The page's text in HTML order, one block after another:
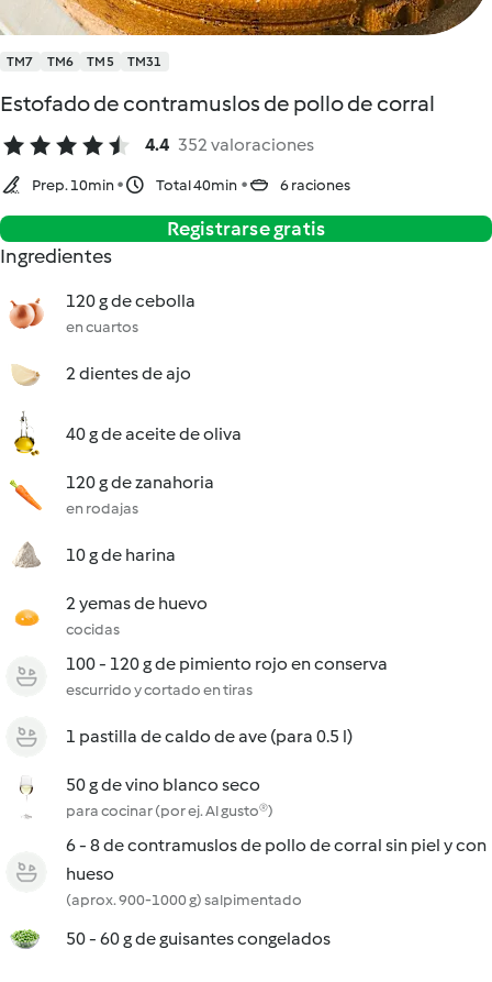
TM7 TM6 TM5 TM31
Estofado de contramuslos de pollo de corral
4.4 352 valoraciones
Prep. 10min Total 40min 6 raciones
Registrarse gratis
Ingredientes
120 g de cebolla
en cuartos
2 dientes de ajo
40 g de aceite de oliva
120 g de zanahoria
en rodajas
10 g de harina
2 yemas de huevo
cocidas
100 - 120 g de pimiento rojo en conserva
escurrido y cortado en tiras
1 pastilla de caldo de ave (para 0.5 l)
50 g de vino blanco seco
para cocinar (por ej. Al gusto®)
6 - 8 de contramuslos de pollo de corral sin piel y con
hueso
(aprox. 900-1000 g) salpimentado
50 - 60 g de guisantes congelados